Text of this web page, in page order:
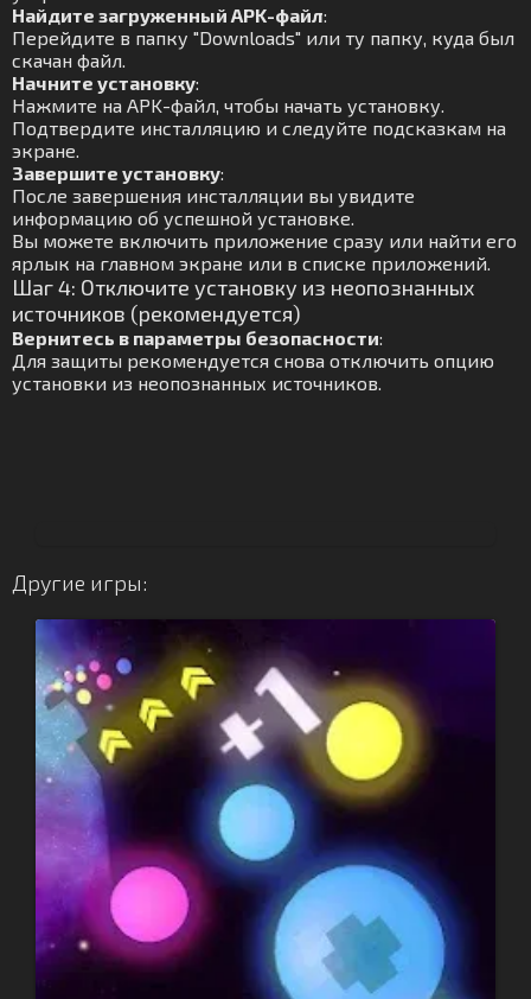
Найдите загруженный APK-файл:
Перейдите в папку "Downloads" или ту папку, куда был
скачан файл.
Начните установку:
Нажмите на APK-файл, чтобы начать установку.
Подтвердите инсталляцию и следуйте подсказкам на
экране.
Завершите установку:
После завершения инсталляции вы увидите
информацию об успешной установке.
Вы можете включить приложение сразу или найти его
ярлык на главном экране или в списке приложений.
Шаг 4: Отключите установку из неопознанных
источников (рекомендуется)
Вернитесь в параметры безопасности:
Для защиты рекомендуется снова отключить опцию
установки из неопознанных источников.
Другие игры: